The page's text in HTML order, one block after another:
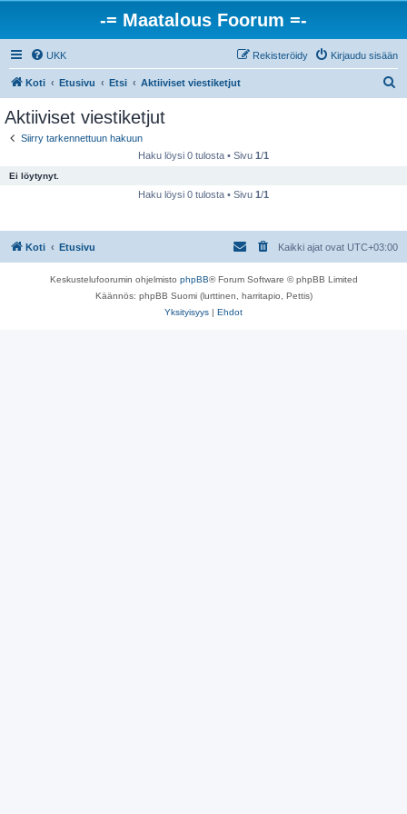
-= Maatalous Foorum =-
UKK Kirjaudu sisään
Rekisteröidy
Koti Etusivu Etsi Aktiiviset viestiketjut
Aktiiviset viestiketjut
Siirry tarkennettuun hakuun
Haku löysi 0 tulosta • Sivu 1/1
Ei löytynyt.
Haku löysi 0 tulosta • Sivu 1/1
Koti Etusivu Kaikki ajat ovat UTC+03:00
Keskustelufoorumin ohjelmisto phpBB® Forum Software © phpBB Limited
Käännös: phpBB Suomi (lurttinen, harritapio, Pettis)
Yksityisyys | Ehdot